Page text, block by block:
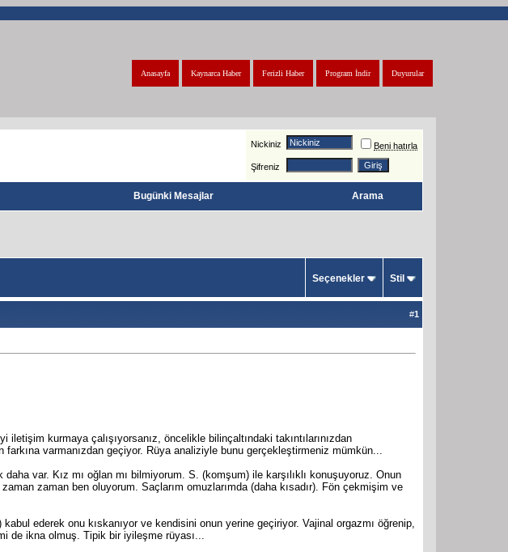
Duyurular
Program İndir
Ferizli Haber
Kaynarca Haber
Anasayfa
Nickiniz Beni hatırla
Şifreniz
Bugünki Mesajlar Arama
Seçenekler Stil
#1
kurmaya çalışıyorsanız, öncelikle bilinçaltındaki takıntılarınızdan
farkına varmanızdan geçiyor. Rüya analiziyle bunu gerçekleştirmeniz mümkün...
var. Kız mı oğlan mı bilmiyorum. S. (komşum) ile karşılıklı konuşuyoruz. Onun
zaman ben oluyorum. Saçlarım omuzlarımda (daha kısadır). Fön çekmişim ve
ederek onu kıskanıyor ve kendisini onun yerine geçiriyor. Vajinal orgazmı öğrenip,
de ikna olmuş. Tipik bir iyileşme rüyası...